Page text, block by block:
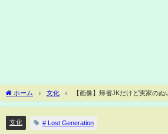
ホーム 文化 【画像】帰省JKだけど実家のぬ
文化 # Lost Generation